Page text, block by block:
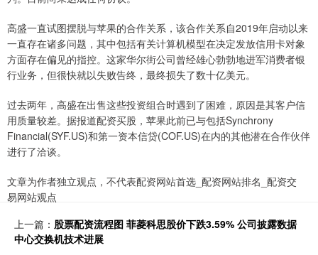
高盛一直试图摆脱与苹果的合作关系，该合作关系自2019年启动以来
一直存在诸多问题，其中包括有关计算机模型在决定发放信用卡对象
方面存在偏见的指控。这家华尔街公司曾经雄心勃勃地进军消费者银
行业务，但很快就以失败告终，最终损失了数十亿美元。
过去两年，高盛在出售这些投资组合时遇到了困难，原因是其客户信
用质量较差。据报道配资买股，苹果此前已与包括Synchrony
Financial(SYF.US)和第一资本信贷(COF.US)在内的其他潜在合作伙伴
进行了洽谈。
文章为作者独立观点，不代表配资网站首选_配资网站排名_配资交
易网站观点
上一篇： 股票配资流程图 菲菱科思股价下跌3.59% 公司披露数据
中心交换机技术进展